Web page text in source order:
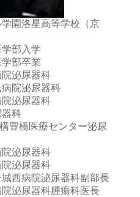
園洛星高等学校（京
部入学
部卒業
泌尿器科
院泌尿器科
泌尿器科
科
豊橋医療センター泌尿
泌尿器科
泌尿器科
西病院泌尿器科副部長
泌尿器科腫瘍科医長